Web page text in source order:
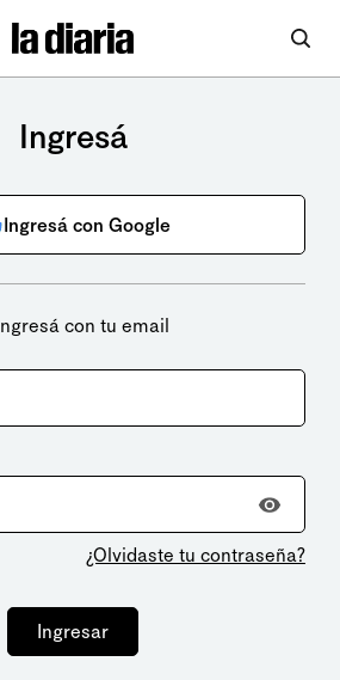
Ingresá
Ingresá con Google
con tu email
¿Olvidaste tu contraseña?
Ingresar